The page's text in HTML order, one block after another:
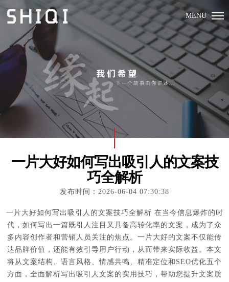
MENU
一片大好如何写出吸引人的文案技
巧全解析
发布时间：2026-06-04 07:30:38
一片大好如何写出吸引人的文案技巧全解析 在当今信息爆炸的时
代，如何写出一篇既引人注目又具备高转化率的文案，成为了众
多内容创作者和营销人员关注的焦点。一片大好的文案不仅能传
达品牌价值，还能有效引导用户行动，从而带来实际收益。本文
将从文案结构、语言风格、情感共鸣、精准定位和SEO优化五个
方面，全面解析写出吸引人文案的实用技巧，帮助您提升文案质